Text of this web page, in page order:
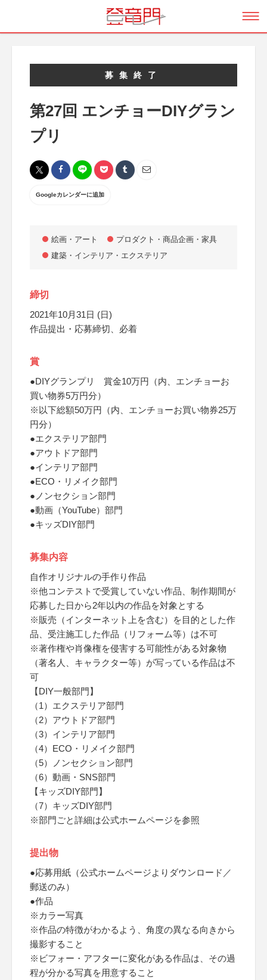
募集終了
第27回 エンチョーDIYグラン
プリ
Googleカレンダーに追加
絵画・アート
プロダクト・商品企画・家具
建築・インテリア・エクステリア
締切
2021年10月31日 (日)
作品提出・応募締切、必着
賞
●DIYグランプリ 賞金10万円（内、エンチョーお
買い物券5万円分）
※以下総額50万円（内、エンチョーお買い物券25万
円分）
●エクステリア部門
●アウトドア部門
●インテリア部門
●ECO・リメイク部門
●ノンセクション部門
●動画（YouTube）部門
●キッズDIY部門
募集内容
自作オリジナルの手作り作品
※他コンテストで受賞していない作品、制作期間が
応募した日から2年以内の作品を対象とする
※販売（インターネット上を含む）を目的とした作
品、受注施工した作品（リフォーム等）は不可
※著作権や肖像権を侵害する可能性がある対象物
（著名人、キャラクター等）が写っている作品は不
可
【DIY一般部門】
（1）エクステリア部門
（2）アウトドア部門
（3）インテリア部門
（4）ECO・リメイク部門
（5）ノンセクション部門
（6）動画・SNS部門
【キッズDIY部門】
（7）キッズDIY部門
※部門ごと詳細は公式ホームページを参照
提出物
●応募用紙（公式ホームページよりダウンロード／
郵送のみ）
●作品
※カラー写真
※作品の特徴がわかるよう、角度の異なる向きから
撮影すること
※ビフォー・アフターに変化がある作品は、その過
程が分かる写真を用意すること